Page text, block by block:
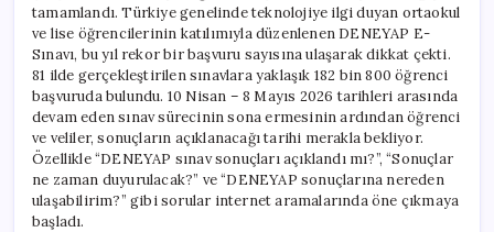
Ulaşılır?
için
tamamlandı. Türkiye genelinde teknolojiye ilgi duyan ortaokul
ve lise öğrencilerinin katılımıyla düzenlenen DENEYAP E-
Sınavı, bu yıl rekor bir başvuru sayısına ulaşarak dikkat çekti.
81 ilde gerçekleştirilen sınavlara yaklaşık 182 bin 800 öğrenci
başvuruda bulundu. 10 Nisan – 8 Mayıs 2026 tarihleri arasında
devam eden sınav sürecinin sona ermesinin ardından öğrenci
ve veliler, sonuçların açıklanacağı tarihi merakla bekliyor.
Özellikle “DENEYAP sınav sonuçları açıklandı mı?”, “Sonuçlar
ne zaman duyurulacak?” ve “DENEYAP sonuçlarına nereden
ulaşabilirim?” gibi sorular internet aramalarında öne çıkmaya
başladı.